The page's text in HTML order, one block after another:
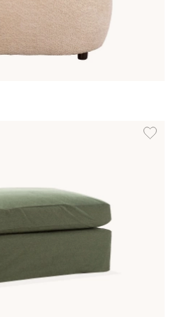
Lägg